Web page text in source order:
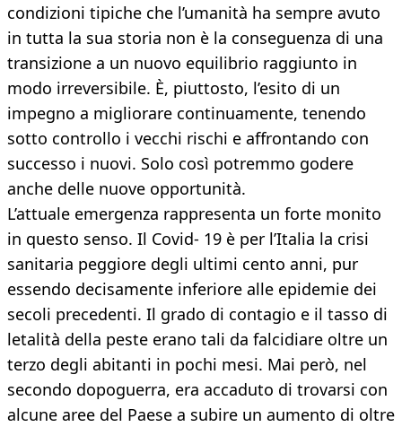
condizioni tipiche che l’umanità ha sempre avuto
in tutta la sua storia non è la conseguenza di una
transizione a un nuovo equilibrio raggiunto in
modo irreversibile. È, piuttosto, l’esito di un
impegno a migliorare continuamente, tenendo
sotto controllo i vecchi rischi e affrontando con
successo i nuovi. Solo così potremmo godere
anche delle nuove opportunità.
L’attuale emergenza rappresenta un forte monito
in questo senso. Il Covid- 19 è per l’Italia la crisi
sanitaria peggiore degli ultimi cento anni, pur
essendo decisamente inferiore alle epidemie dei
secoli precedenti. Il grado di contagio e il tasso di
letalità della peste erano tali da falcidiare oltre un
terzo degli abitanti in pochi mesi. Mai però, nel
secondo dopoguerra, era accaduto di trovarsi con
alcune aree del Paese a subire un aumento di oltre